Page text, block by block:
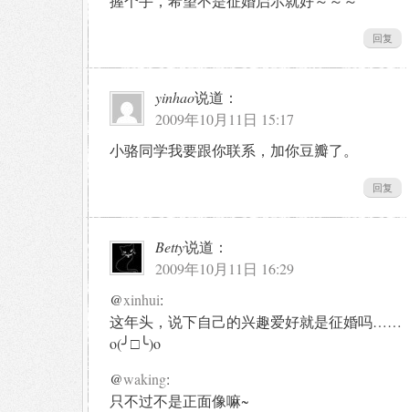
回复
yinhao说道：
2009年10月11日 15:17
小骆同学我要跟你联系，加你豆瓣了。
回复
Betty说道：
2009年10月11日 16:29
@xinhui:
这年头，说下自己的兴趣爱好就是征婚吗……
o(╯□╰)o
@waking:
只不过不是正面像嘛~